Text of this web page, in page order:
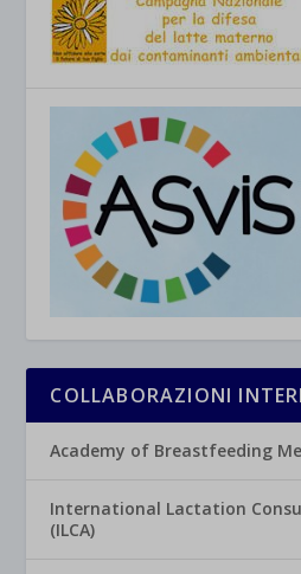
COLLABORAZIONI
Academy of Breastfeeding
International Lactation
(ILCA)